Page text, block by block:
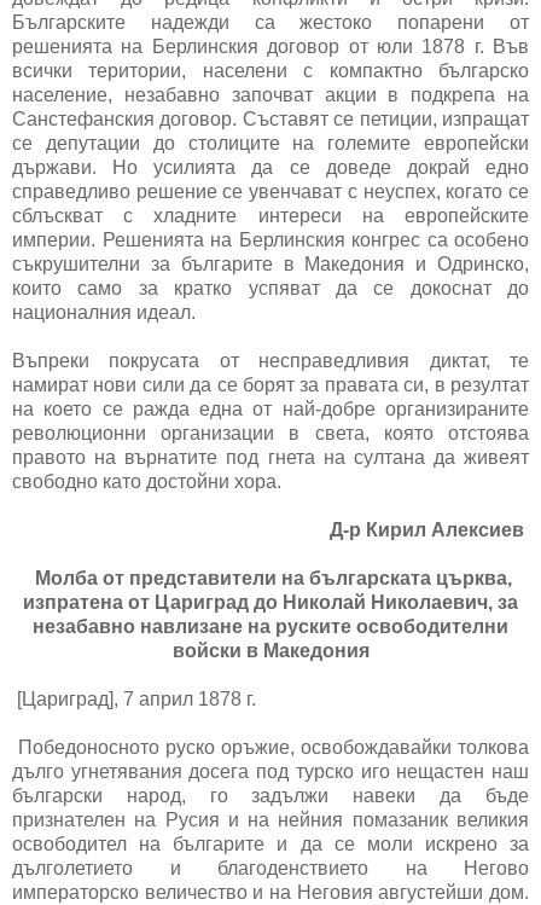
Българските надежди са жестоко попарени от
решенията на Берлинския договор от юли 1878 г. Във
всички територии, населени с компактно българско
население, незабавно започват акции в подкрепа на
Санстефанския договор. Съставят се петиции, изпращат
се депутации до столиците на големите европейски
държави. Но усилията да се доведе докрай едно
справедливо решение се увенчават с неуспех, когато се
сблъскват с хладните интереси на европейските
империи. Решенията на Берлинския конгрес са особено
съкрушителни за българите в Македония и Одринско,
които само за кратко успяват да се докоснат до
националния идеал.
Въпреки покрусата от несправедливия диктат, те
намират нови сили да се борят за правата си, в резултат
на което се ражда една от най-добре организираните
революционни организации в света, която отстоява
правото на върнатите под гнета на султана да живеят
свободно като достойни хора.
Д-р Кирил Алексиев
Молба от представители на българската църква,
изпратена от Цариград до Николай Николаевич, за
незабавно навлизане на руските освободителни
войски в Македония
[Цариград], 7 април 1878 г.
Победоносното руско оръжие, освобождавайки толкова
дълго угнетявания досега под турско иго нещастен наш
български народ, го задължи навеки да бъде
признателен на Русия и на нейния помазаник великия
освободител на българите и да се моли искрено за
дълголетието и благоденствието на Негово
императорско величество и на Неговия августейши дом.